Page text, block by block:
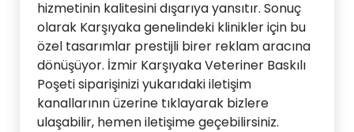
hizmetinin kalitesini dışarıya yansıtır. Sonuç
olarak Karşıyaka genelindeki klinikler için bu
özel tasarımlar prestijli birer reklam aracına
dönüşüyor. İzmir Karşıyaka Veteriner Baskılı
Poşeti siparişinizi yukarıdaki iletişim
kanallarının üzerine tıklayarak bizlere
ulaşabilir, hemen iletişime geçebilirsiniz.